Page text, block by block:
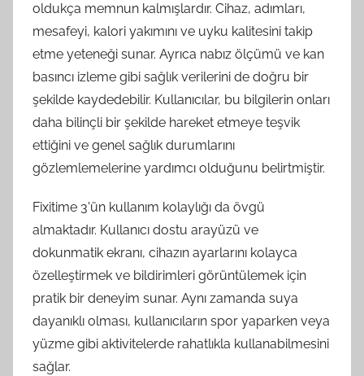
oldukça memnun kalmışlardır. Cihaz, adımları,
mesafeyi, kalori yakımını ve uyku kalitesini takip
etme yeteneği sunar. Ayrıca nabız ölçümü ve kan
basıncı izleme gibi sağlık verilerini de doğru bir
şekilde kaydedebilir. Kullanıcılar, bu bilgilerin onları
daha bilinçli bir şekilde hareket etmeye teşvik
ettiğini ve genel sağlık durumlarını
gözlemlemelerine yardımcı olduğunu belirtmiştir.
Fixitime 3'ün kullanım kolaylığı da övgü
almaktadır. Kullanıcı dostu arayüzü ve
dokunmatik ekranı, cihazın ayarlarını kolayca
özelleştirmek ve bildirimleri görüntülemek için
pratik bir deneyim sunar. Aynı zamanda suya
dayanıklı olması, kullanıcıların spor yaparken veya
yüzme gibi aktivitelerde rahatlıkla kullanabilmesini
sağlar.